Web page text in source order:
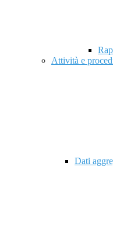
Attività e
Dati